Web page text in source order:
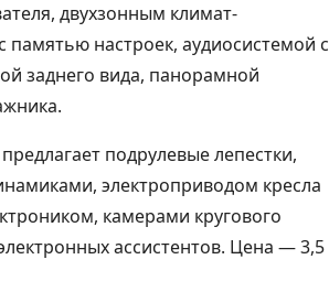
двухзонным климат-
памятью настроек, аудиосистемой с
заднего вида, панорамной
подрулевые лепестки,
электроприводом кресла
камерами кругового
ассистентов. Цена — 3,5